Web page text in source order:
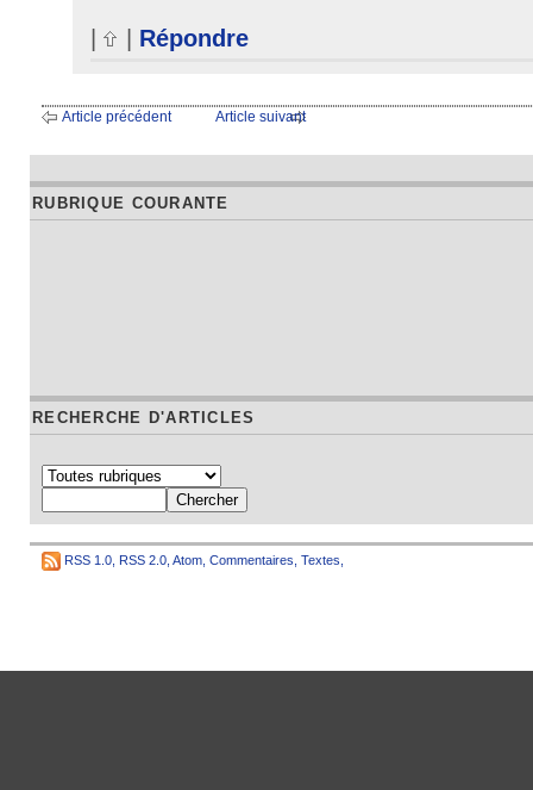
Répondre
Article précédent Article suivant
RUBRIQUE COURANTE
RECHERCHE D'ARTICLES
RSS 1.0 RSS 2.0 Atom Commentaires Textes